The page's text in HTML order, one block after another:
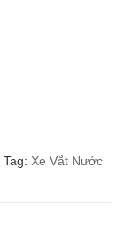
Tag: Xe Vắt Nước